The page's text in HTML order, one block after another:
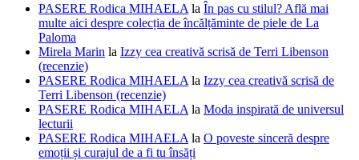
PASERE Rodica MIHAELA la În pas cu stilul? Află mai
multe aici despre colecția de încălțăminte de piele de La
Paloma
Mirela Marin la Izzy cea creativă scrisă de Terri Libenson
(recenzie)
PASERE Rodica MIHAELA la Izzy cea creativă scrisă de
Terri Libenson (recenzie)
PASERE Rodica MIHAELA la Moda inspirată de universul
lecturii
PASERE Rodica MIHAELA la O poveste sinceră despre
emoții și curajul de a fi tu însăți